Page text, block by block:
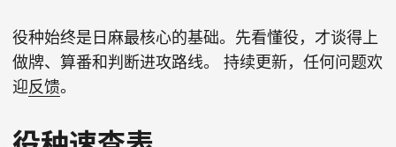
役种始终是日麻最核心的基础。先看懂役，才谈得上
做牌、算番和判断进攻路线。 持续更新，任何问题欢
迎反馈。